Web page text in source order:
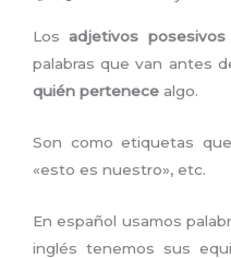
Losadjetivos posesivos
palabras que van antes
quién pertenece algo.
Son como etiquetas
«esto es nuestro», etc.
En español usamos
inglés tenemos sus